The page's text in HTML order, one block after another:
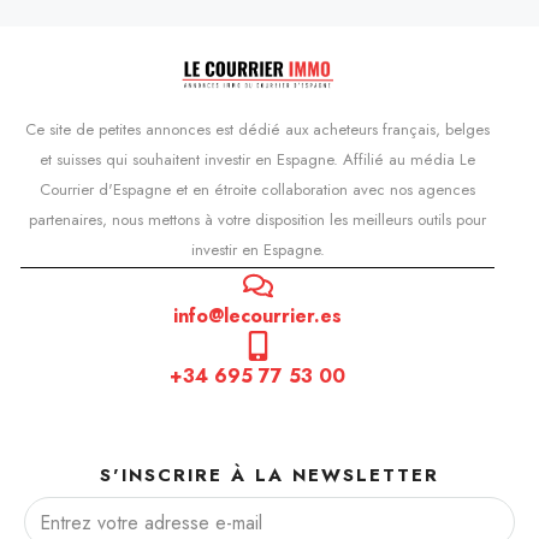
Ce site de petites annonces est dédié aux acheteurs français, belges
et suisses qui souhaitent investir en Espagne. Affilié au média Le
Courrier d'Espagne et en étroite collaboration avec nos agences
partenaires, nous mettons à votre disposition les meilleurs outils pour
investir en Espagne.
info@lecourrier.es
+34 695 77 53 00
S'INSCRIRE À LA NEWSLETTER